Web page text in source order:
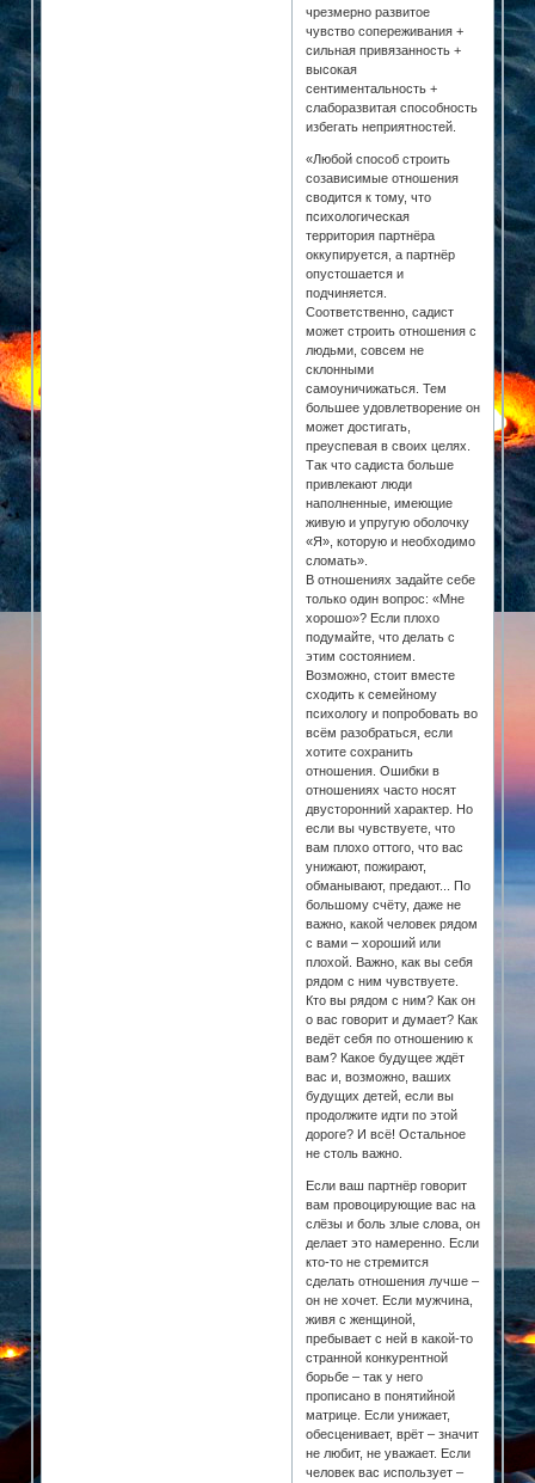
чрезмерно развитое
чувство сопереживания +
сильная привязанность +
высокая
сентиментальность +
слаборазвитая способность
избегать неприятностей.
«Любой способ строить
созависимые отношения
сводится к тому, что
психологическая
территория партнёра
оккупируется, а партнёр
опустошается и
подчиняется.
Соответственно, садист
может строить отношения с
людьми, совсем не
склонными
самоуничижаться. Тем
большее удовлетворение он
может достигать,
преуспевая в своих целях.
Так что садиста больше
привлекают люди
наполненные, имеющие
живую и упругую оболочку
«Я», которую и необходимо
сломать».
В отношениях задайте себе
только один вопрос: «Мне
хорошо»? Если плохо
подумайте, что делать с
этим состоянием.
Возможно, стоит вместе
сходить к семейному
психологу и попробовать во
всём разобраться, если
хотите сохранить
отношения. Ошибки в
отношениях часто носят
двусторонний характер. Но
если вы чувствуете, что
вам плохо оттого, что вас
унижают, пожирают,
обманывают, предают... По
большому счёту, даже не
важно, какой человек рядом
с вами – хороший или
плохой. Важно, как вы себя
рядом с ним чувствуете.
Кто вы рядом с ним? Как он
о вас говорит и думает? Как
ведёт себя по отношению к
вам? Какое будущее ждёт
вас и, возможно, ваших
будущих детей, если вы
продолжите идти по этой
дороге? И всё! Остальное
не столь важно.
Если ваш партнёр говорит
вам провоцирующие вас на
слёзы и боль злые слова, он
делает это намеренно. Если
кто-то не стремится
сделать отношения лучше –
он не хочет. Если мужчина,
живя с женщиной,
пребывает с ней в какой-то
странной конкурентной
борьбе – так у него
прописано в понятийной
матрице. Если унижает,
обесценивает, врёт – значит
не любит, не уважает. Если
человек вас использует –